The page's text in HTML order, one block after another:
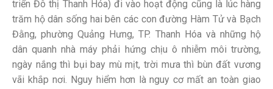
triển Đô thị Thanh Hóa) đi vào hoạt động cũng là lúc hàng
trăm hộ dân sống hai bên các con đường Hàm Tử và Bạch
Đằng, phường Quảng Hưng, TP. Thanh Hóa và những hộ
dân quanh nhà máy phải hứng chịu ô nhiễm môi trường,
ngày nắng thì bụi bay mù mịt, trời mưa thì bùn đất vương
vãi khắp nơi. Nguy hiểm hơn là nguy cơ mất an toàn giao